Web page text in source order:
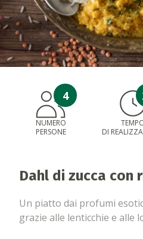
4
NUMERO
PERSONE
DI
Dahl di zucca con
Un piatto dai profumi
grazie alle lenticchie e alle